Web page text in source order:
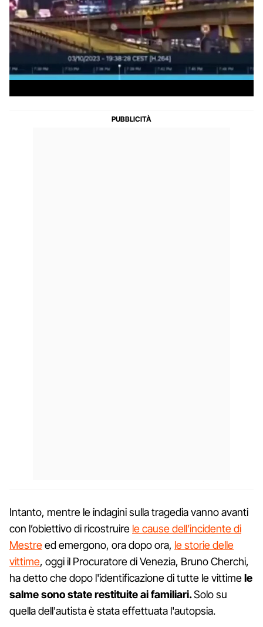
Intanto, mentre le indagini sulla tragedia vanno avanti
con l’obiettivo di ricostruire le cause dell’incidente di
Mestreed emergono, ora dopo ora, le storie delle
vittime, oggi il Procuratore di Venezia, Bruno Cherchi,
ha detto che dopo l'identificazione di tutte le vittimele
salme sono state restituite ai familiari.Solo su
quella dell'autista è stata effettuata l'autopsia.